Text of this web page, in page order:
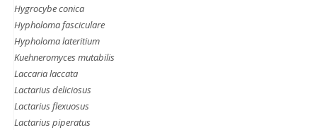
Hygrocybe conica
Hypholoma fasciculare
Hypholoma lateritium
Kuehneromyces mutabilis
Laccaria laccata
Lactarius deliciosus
Lactarius flexuosus
Lactarius piperatus